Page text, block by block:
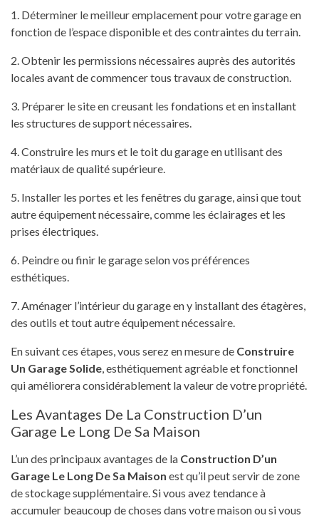
1. Déterminer le meilleur emplacement pour votre garage en
fonction de l’espace disponible et des contraintes du terrain.
2. Obtenir les permissions nécessaires auprès des autorités
locales avant de commencer tous travaux de construction.
3. Préparer le site en creusant les fondations et en installant
les structures de support nécessaires.
4. Construire les murs et le toit du garage en utilisant des
matériaux de qualité supérieure.
5. Installer les portes et les fenêtres du garage, ainsi que tout
autre équipement nécessaire, comme les éclairages et les
prises électriques.
6. Peindre ou finir le garage selon vos préférences
esthétiques.
7. Aménager l’intérieur du garage en y installant des étagères,
des outils et tout autre équipement nécessaire.
En suivant ces étapes, vous serez en mesure de Construire
Un Garage Solide, esthétiquement agréable et fonctionnel
qui améliorera considérablement la valeur de votre propriété.
Les Avantages De La Construction D’un
Garage Le Long De Sa Maison
L’un des principaux avantages de la Construction D’un
Garage Le Long De Sa Maison est qu’il peut servir de zone
de stockage supplémentaire. Si vous avez tendance à
accumuler beaucoup de choses dans votre maison ou si vous